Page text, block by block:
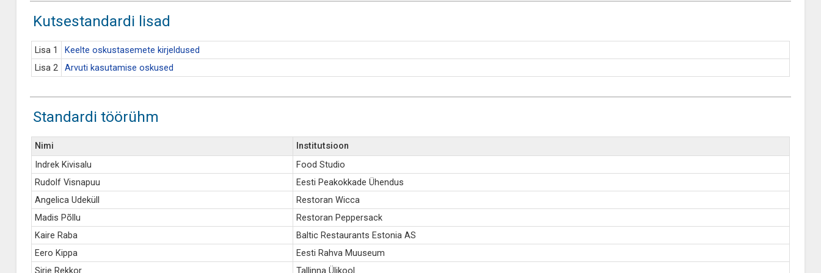
Kutsestandardi lisad
Lisa 1
Keelte oskustasemete kirjeldused
Lisa 2
Arvuti kasutamise oskused
Standardi töörühm
Nimi
Institutsioon
Indrek Kivisalu
Food Studio
Rudolf Visnapuu
Eesti Peakokkade Ühendus
Angelica Udeküll
Restoran Wicca
Madis Põllu
Restoran Peppersack
Kaire Raba
Baltic Restaurants Estonia AS
Eero Kippa
Eesti Rahva Muuseum
Sirje Rekkor
Tallinna Ülikool